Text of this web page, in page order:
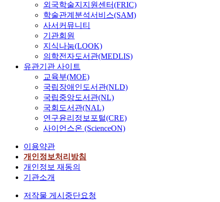
외국학술지지원센터(FRIC)
학술관계분석서비스(SAM)
사서커뮤니티
기관회원
지식나눔(LOOK)
의학전자도서관(MEDLIS)
유관기관 사이트
교육부(MOE)
국립장애인도서관(NLD)
국립중앙도서관(NL)
국회도서관(NAL)
연구윤리정보포털(CRE)
사이언스온 (ScienceON)
이용약관
개인정보처리방침
개인정보 재동의
기관소개
저작물 게시중단요청